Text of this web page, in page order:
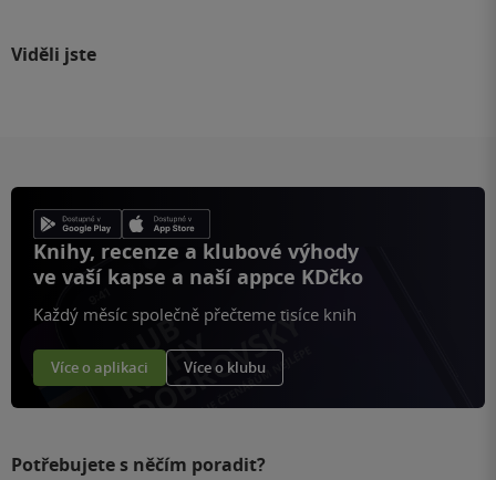
Viděli jste
Knihy, recenze a klubové výhody
ve vaší kapse a naší appce KDčko
Každý měsíc společně přečteme tisíce knih
Více o aplikaci Více o klubu
Potřebujete s něčím poradit?